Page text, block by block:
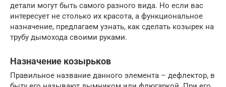
детали могут быть самого разного вида. Но если вас
интересует не столько их красота, а функциональное
назначение, предлагаем узнать, как сделать козырек на
трубу дымохода своими руками.
Назначение козырьков
Правильное название данного элемента – дефлектор, в